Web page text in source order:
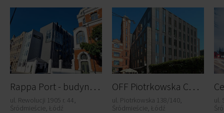
R
appa Port - budynek D
ul. Rewolucji 1905 r. 44,
Śródmieście, Łódź
O
FF Piotrkowska Center Teal Office
ul. Piotrkowska 138/140,
Śródmieście, Łódź
ul.